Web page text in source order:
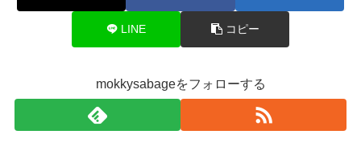
LINE コピー
mokkysabageをフォローする